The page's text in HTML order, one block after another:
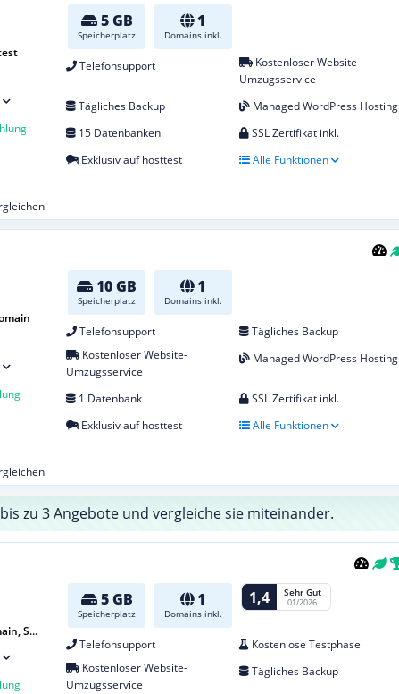
5 GB
Speicherplatz
1
Domains inkl.
Telefonsupport
Kostenloser Website-
Umzugsservice
Tägliches Backup
Managed WordPress Hosting
15 Datenbanken
SSL Zertifikat inkl.
Exklusiv auf hosttest
Alle Funktionen
10 GB
Speicherplatz
1
Domains inkl.
Telefonsupport
Tägliches Backup
Kostenloser Website-
Umzugsservice
Managed WordPress Hosting
1 Datenbank
SSL Zertifikat inkl.
Exklusiv auf hosttest
Alle Funktionen
zu 3 Angebote und vergleiche sie miteinander.
5 GB
Speicherplatz
1
Domains inkl.
1,4 Sehr Gut
01/2026
Telefonsupport
Kostenlose Testphase
Kostenloser Website-
Umzugsservice
Tägliches Backup
S...